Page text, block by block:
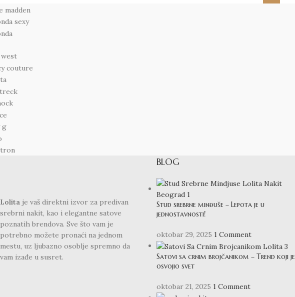
Lolita je vaš direktni izvor za predivan
srebrni nakit, kao i elegantne satove
poznatih brendova. Sve što vam je
potrebno možete pronaći na jednom
mestu, uz ljubazno osoblje spremno da
vam izađe u susret.
BLOG
Stud srebrne minđuše – Lepota je u
jednostavnosti!
oktobar 29, 2025 1 Comment
Satovi sa crnim brojčanikom – Trend koji je
osvojio svet
oktobar 21, 2025 1 Comment